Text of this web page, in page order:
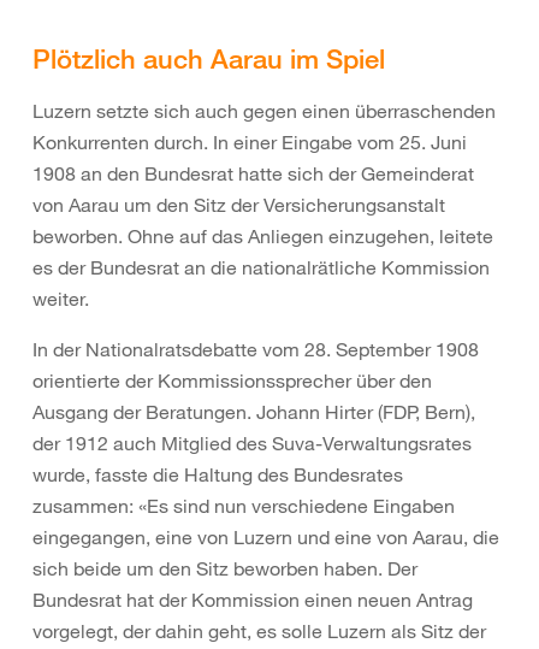
Plötzlich auch Aarau im Spiel
Luzern setzte sich auch gegen einen überraschenden
Konkurrenten durch. In einer Eingabe vom 25. Juni
1908 an den Bundesrat hatte sich der Gemeinderat
von Aarau um den Sitz der Versicherungsanstalt
beworben. Ohne auf das Anliegen einzugehen, leitete
es der Bundesrat an die nationalrätliche Kommission
weiter.
In der Nationalratsdebatte vom 28. September 1908
orientierte der Kommissionssprecher über den
Ausgang der Beratungen. Johann Hirter (FDP, Bern),
der 1912 auch Mitglied des Suva-Verwaltungsrates
wurde, fasste die Haltung des Bundesrates
zusammen: «Es sind nun verschiedene Eingaben
eingegangen, eine von Luzern und eine von Aarau, die
sich beide um den Sitz beworben haben. Der
Bundesrat hat der Kommission einen neuen Antrag
vorgelegt, der dahin geht, es solle Luzern als Sitz der